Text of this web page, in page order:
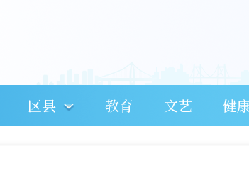
区县 教育 文艺 健